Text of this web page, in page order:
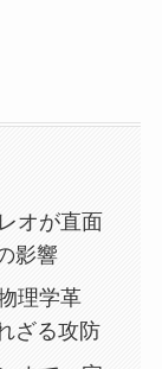
オが直面
影響
理学革
ざる攻防